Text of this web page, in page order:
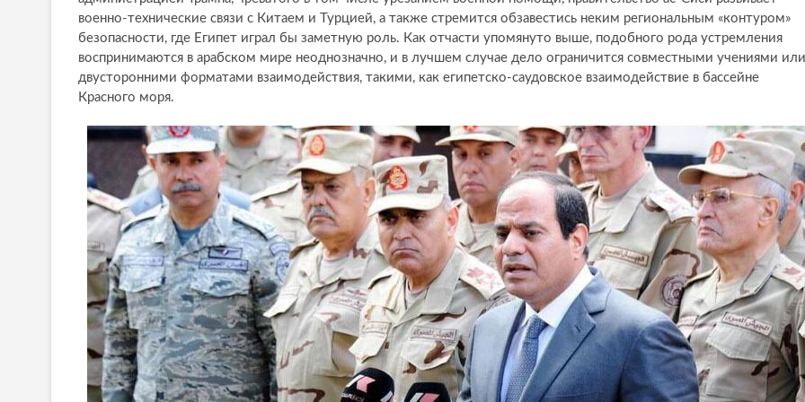
военно-технические связи с Китаем и Турцией, а также стремится обзавестись неким региональным «контуром»
безопасности, где Египет играл бы заметную роль. Как отчасти упомянуто выше, подобного рода устремления
воспринимаются в арабском мире неоднозначно, и в лучшем случае дело ограничится совместными учениями или
двусторонними форматами взаимодействия, такими, как египетско-саудовское взаимодействие в бассейне
Красного моря.